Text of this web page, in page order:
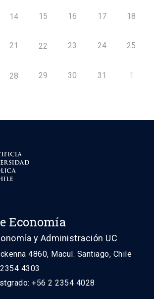
14 15 16 17 18
21 22 23 24 25
28 29 30 31 1
Economía
y Administración UC
4860, Macul. Santiago, Chile
4303
+56 2 2354 4028